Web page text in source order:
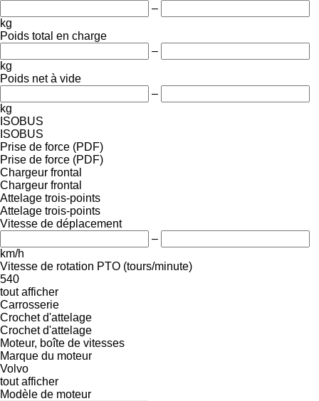
–
kg
Poids total en charge
–
kg
Poids net à vide
–
kg
ISOBUS
ISOBUS
Prise de force (PDF)
Prise de force (PDF)
Chargeur frontal
Chargeur frontal
Attelage trois-points
Attelage trois-points
Vitesse de déplacement
–
km/h
Vitesse de rotation PTO (tours/minute)
540
tout afficher
Carrosserie
Crochet d'attelage
Crochet d'attelage
Moteur, boîte de vitesses
Marque du moteur
Volvo
tout afficher
Modèle de moteur